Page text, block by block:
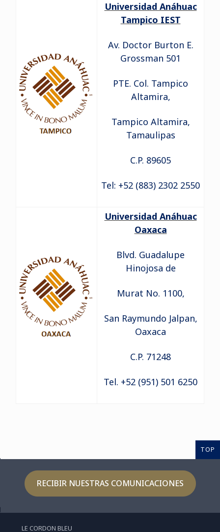
Universidad Anáhuac
Tampico IEST
Av. Doctor Burton E.
Grossman 501
PTE. Col. Tampico
Altamira,
Tampico Altamira,
Tamaulipas
C.P. 89605
Tel: +52 (883) 2302 2550
Universidad Anáhuac
Oaxaca
Blvd. Guadalupe
Hinojosa de
Murat No. 1100,
San Raymundo Jalpan,
Oaxaca
C.P. 71248
Tel. +52 (951) 501 6250
TOP
RECIBIR NUESTRAS COMUNICACIONES
LE CORDON BLEU